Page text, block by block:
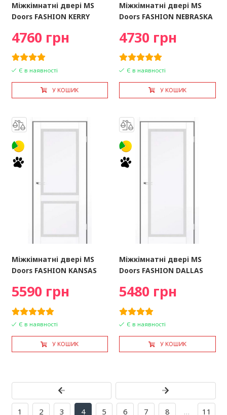
Міжкімнатні двері MS
Doors FASHION KERRY
4760 грн
Є в наявності
У КОШИК
Міжкімнатні двері MS
Doors FASHION NEBRASKA
4730 грн
Є в наявності
У КОШИК
Міжкімнатні двері MS
Doors FASHION KANSAS
5590 грн
Є в наявності
У КОШИК
Міжкімнатні двері MS
Doors FASHION DALLAS
5480 грн
Є в наявності
У КОШИК
1 2 3 4 5 6 7 8 … 11